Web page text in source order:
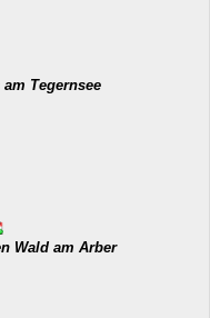
Tegernsee
Wald am Arber